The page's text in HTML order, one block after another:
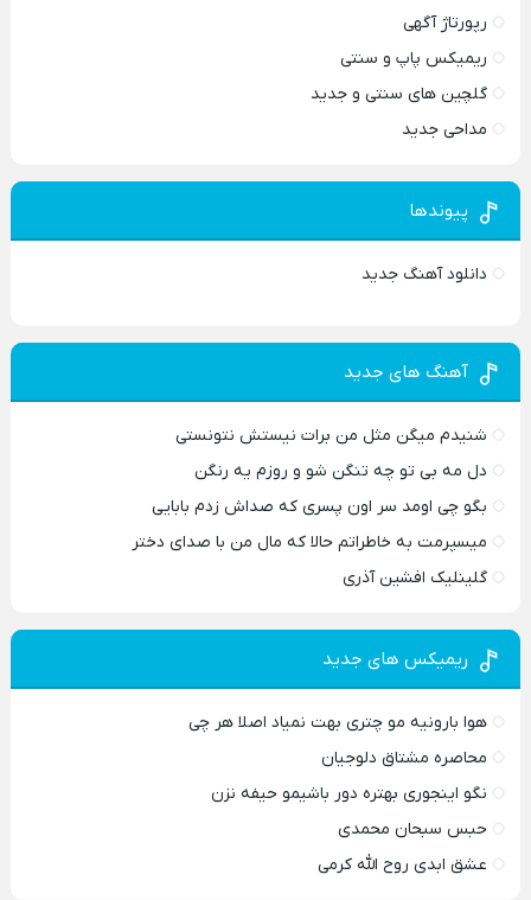
رپورتاژ آگهی
ریمیکس پاپ و سنتی
گلچین های سنتی و جدید
مداحی جدید
پیوندها
دانلود آهنگ جدید
آهنگ های جدید
شنیدم میگن مثل من برات نیستش نتونستی
دل مه بی تو چه تنگن شو و روزم یه رنگن
بگو چی اومد سر اون پسری که صداش زدم بابایی
میسپرمت به خاطراتم حالا که مال من با صدای دختر
گلینلیک افشین آذری
ریمیکس های جدید
هوا بارونیه مو چتری بهت نمیاد اصلا هر چی
محاصره مشتاق دلوجیان
نگو اینجوری بهتره دور باشیمو حیفه نزن
حبس سبحان محمدی
عشق ابدی روح الله کرمی